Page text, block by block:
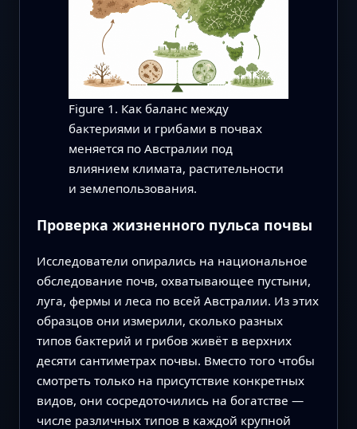
Figure 1. Как баланс между
бактериями и грибами в почвах
меняется по Австралии под
влиянием климата, растительности
и землепользования.
Проверка жизненного пульса почвы
Исследователи опирались на национальное
обследование почв, охватывающее пустыни,
луга, фермы и леса по всей Австралии. Из этих
образцов они измерили, сколько разных
типов бактерий и грибов живёт в верхних
десяти сантиметрах почвы. Вместо того чтобы
смотреть только на присутствие конкретных
видов, они сосредоточились на богатстве —
числе различных типов в каждой крупной